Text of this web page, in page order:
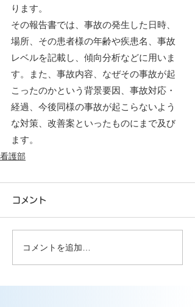
ります。
その報告書では、事故の発生した日時、
場所、その患者様の年齢や疾患名、事故
レベルを記載し、傾向分析などに用いま
す。また、事故内容、なぜその事故が起
こったのかという背景要因、事故対応・
経過、今後同様の事故が起こらないよう
な対策、改善案といったものにまで及び
ます。
看護部
コメント
コメントを追加…